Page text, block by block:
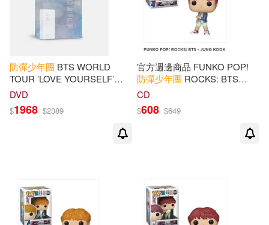
防彈少年團 BTS WORLD
TOUR ’LOVE YOURSELF’
EUROPE 歐洲場 DVD (韓國進
DVD
$1968 $2389
官方週邊商品 FUNKO POP!
防彈少年團 ROCKS: BTS
[JUNG KOOK 柾國] 玩偶 公仔
CD
$608 $649